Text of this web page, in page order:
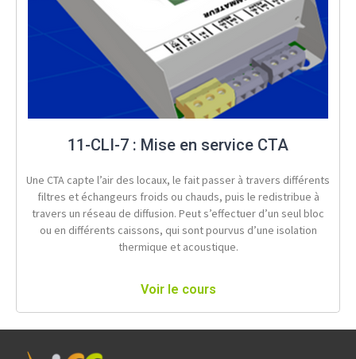
11-CLI-7 : Mise en service CTA
Une CTA capte l’air des locaux, le fait passer à travers différents
filtres et échangeurs froids ou chauds, puis le redistribue à
travers un réseau de diffusion. Peut s’effectuer d’un seul bloc
ou en différents caissons, qui sont pourvus d’une isolation
thermique et acoustique.
Voir le cours